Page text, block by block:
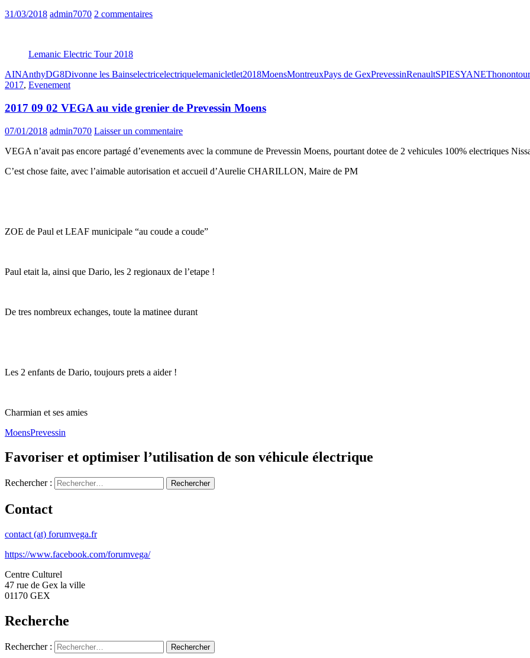
31/03/2018 admin7070 2 commentaires
Lemanic Electric Tour 2018
AINAnthyDG8Divonne les Bainselectricelectriquelemanicletlet2018MoensMontreuxPays de GexPrevessinRenaultSPIESYANEThonontour
2017, Evenement
2017 09 02 VEGA au vide grenier de Prevessin Moens
07/01/2018 admin7070 Laisser un commentaire
VEGA n’avait pas encore partagé d’evenements avec la commune de Prevessin Moens, pourtant dotee de 2 vehicules 100% electriques
C’est chose faite, avec l’aimable autorisation et accueil d’Aurelie CHARILLON, Maire de PM
ZOE de Paul et LEAF municipale “au coude a coude”
Paul etait la, ainsi que Dario, les 2 regionaux de l’etape !
De tres nombreux echanges, toute la matinee durant
Les 2 enfants de Dario, toujours prets a aider !
Charmian et ses amies
MoensPrevessin
Favoriser et optimiser l’utilisation de son véhicule électrique
Rechercher :
Contact
contact (at) forumvega.fr
https://www.facebook.com/forumvega/
Centre Culturel
47 rue de Gex la ville
01170 GEX
Recherche
Rechercher :